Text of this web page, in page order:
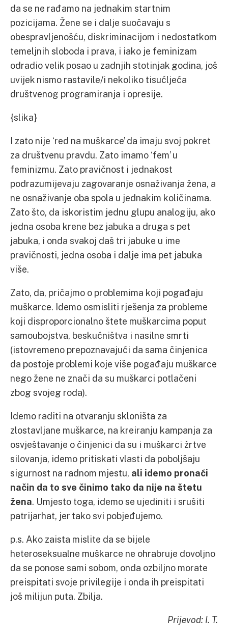
da se ne rađamo na jednakim startnim
pozicijama. Žene se i dalje suočavaju s
obespravljenošću, diskriminacijom i nedostatkom
temeljnih sloboda i prava, i iako je feminizam
odradio velik posao u zadnjih stotinjak godina, još
uvijek nismo rastavile/i nekoliko tisućljeća
društvenog programiranja i opresije.
{slika}
I zato nije ‘red na muškarce’ da imaju svoj pokret
za društvenu pravdu. Zato imamo ‘fem’ u
feminizmu. Zato pravičnost i jednakost
podrazumijevaju zagovaranje osnaživanja žena, a
ne osnaživanje oba spola u jednakim količinama.
Zato što, da iskoristim jednu glupu analogiju, ako
jedna osoba krene bez jabuka a druga s pet
jabuka, i onda svakoj daš tri jabuke u ime
pravičnosti, jedna osoba i dalje ima pet jabuka
više.
Zato, da, pričajmo o problemima koji pogađaju
muškarce. Idemo osmisliti rješenja za probleme
koji disproporcionalno štete muškarcima poput
samoubojstva, beskućništva i nasilne smrti
(istovremeno prepoznavajući da sama činjenica
da postoje problemi koje više pogađaju muškarce
nego žene ne znači da su muškarci potlačeni
zbog svojeg roda).
Idemo raditi na otvaranju skloništa za
zlostavljane muškarce, na kreiranju kampanja za
osvještavanje o činjenici da su i muškarci žrtve
silovanja, idemo pritiskati vlasti da poboljšaju
sigurnost na radnom mjestu, ali idemo pronaći
način da to sve činimo tako da nije na štetu
žena. Umjesto toga, idemo se ujediniti i srušiti
patrijarhat, jer tako svi pobjeđujemo.
p.s. Ako zaista mislite da se bijele
heteroseksualne muškarce ne ohrabruje dovoljno
da se ponose sami sobom, onda ozbiljno morate
preispitati svoje privilegije i onda ih preispitati
još milijun puta. Zbilja.
Prijevod: I. T.